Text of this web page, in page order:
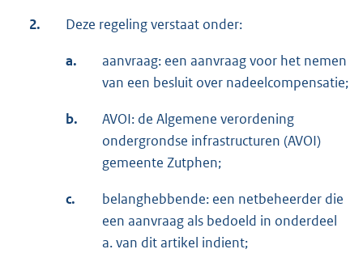
2. Deze regeling verstaat onder:
a.
aanvraag: een aanvraag voor het nemen
van een besluit over nadeelcompensatie;
b.
AVOI: de Algemene verordening
ondergrondse infrastructuren (AVOI)
gemeente Zutphen;
c.
belanghebbende: een netbeheerder die
een aanvraag als bedoeld in onderdeel
a. van dit artikel indient;